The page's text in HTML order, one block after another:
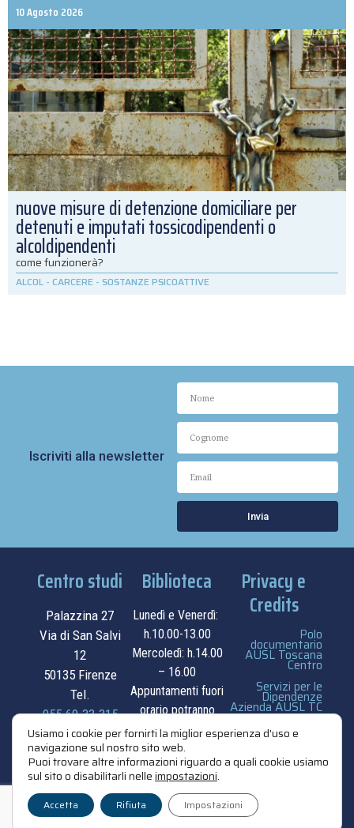
10 Agosto 2026
nuove misure di detenzione domiciliare per
detenuti e imputati tossicodipendenti o
alcoldipendenti
come funzionerà?
ALCOL - CARCERE - SOSTANZE PSICOATTIVE
Iscriviti alla newsletter
Invia
Centro studi
Palazzina 27
Via di San Salvi
12
50135 Firenze
Tel.
055.69.33.315
contatti
Biblioteca
Lunedì e Venerdì:
h.10.00-13.00
Mercoledì: h.14.00
– 16.00
Appuntamenti fuori
orario potranno
essere
concordati su
appuntamento.
contatti
Privacy e
Credits
Polo
documentario
AUSL Toscana
Centro
Servizi per le
Dipendenze
Azienda AUSL TC
privacy e cookie
Usiamo i cookie per fornirti la miglior esperienza d'uso e
navigazione sul nostro sito web.
Puoi trovare altre informazioni riguardo a quali cookie usiamo
sul sito o disabilitarli nelleimpostazioni.
Accetta Rifiuta Impostazioni